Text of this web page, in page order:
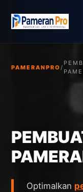
PAMERANPRO /
Optimalkan